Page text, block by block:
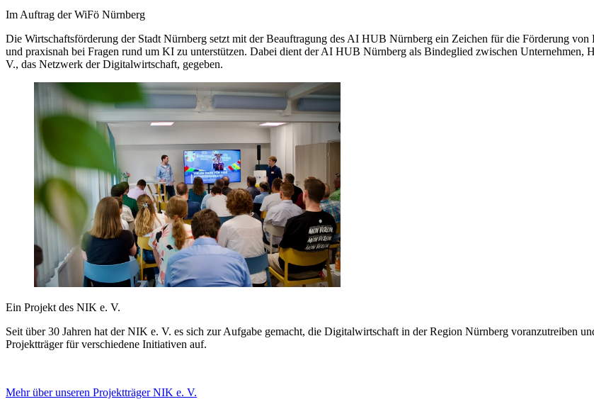
Im Auftrag der WiFö Nürnberg
Die Wirtschaftsförderung der Stadt Nürnberg setzt mit der Beauftragung des AI HUB Nürnberg ein Zeichen für die Förderung
und praxisnah bei Fragen rund um KI zu unterstützen. Dabei dient der AI HUB Nürnberg als Bindeglied zwischen Unternehmen,
V., das Netzwerk der Digitalwirtschaft, gegeben.
Ein Projekt des NIK e. V.
Seit über 30 Jahren hat der NIK e. V. es sich zur Aufgabe gemacht, die Digitalwirtschaft in der Region Nürnberg voranzutreiben
Projektträger für verschiedene Initiativen auf.
Mehr über unseren Projektträger NIK e. V.